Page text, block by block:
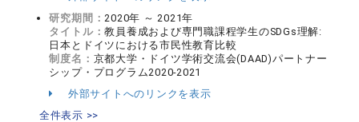
研究期間：2020年 ～ 2021年
タイトル：教員養成および専門職課程学生のSDGs理解:
日本とドイツにおける市民性教育比較
制度名： 京都大学・ドイツ学術交流会(DAAD)パートナー
シップ・プログラム2020-2021
外部サイトへのリンクを表示
全件表示 >>